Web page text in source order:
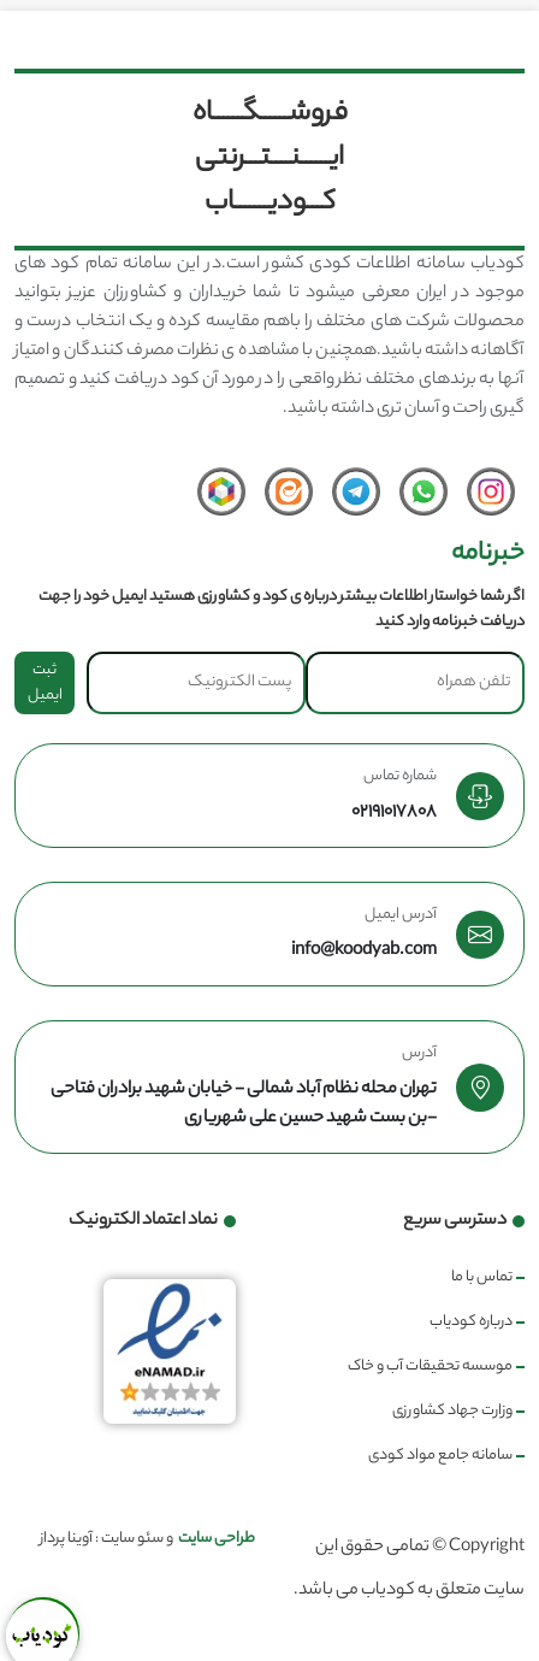
فروشــــــگــــــاه
ایــــــنــــتـــرنتی
کـــودیـــــــاب
کودیاب سامانه اطلاعات کودی کشور است.در این سامانه تمام کود های
موجود در ایران معرفی میشود تا شما خریداران و کشاورزان عزیز بتوانید
محصولات شرکت های مختلف را باهم مقایسه کرده و یک انتخاب درست و
آگاهانه داشته باشید.همچنین با مشاهده ی نظرات مصرف کنندگان و امتیاز
آنها به برندهای مختلف نظر واقعی را در مورد آن کود دریافت کنید و تصمیم
گیری راحت و آسان تری داشته باشید.
خبرنامه
اگر شما خواستار اطلاعات بیشتر درباره ی کود و کشاورزی هستید ایمیل خود را جهت
دریافت خبرنامه وارد کنید
ثبت
ایمیل
شماره تماس
02191017808
آدرس ایمیل
info@koodyab.com
آدرس
تهران محله نظام آباد شمالی - خیابان شهید برادران فتاحی
-بن بست شهید حسین علی شهریاری
دسترسی سریع
تماس با ما
درباره کودیاب
موسسه تحقیقات آب و خاک
وزارت جهاد کشاورزی
سامانه جامع مواد کودی
نماد اعتماد الکترونیک
Copyright © تمامی حقوق این
سایت متعلق به کودیاب می باشد.
طراحی سایتو سئو سایت : آوینا پرداز